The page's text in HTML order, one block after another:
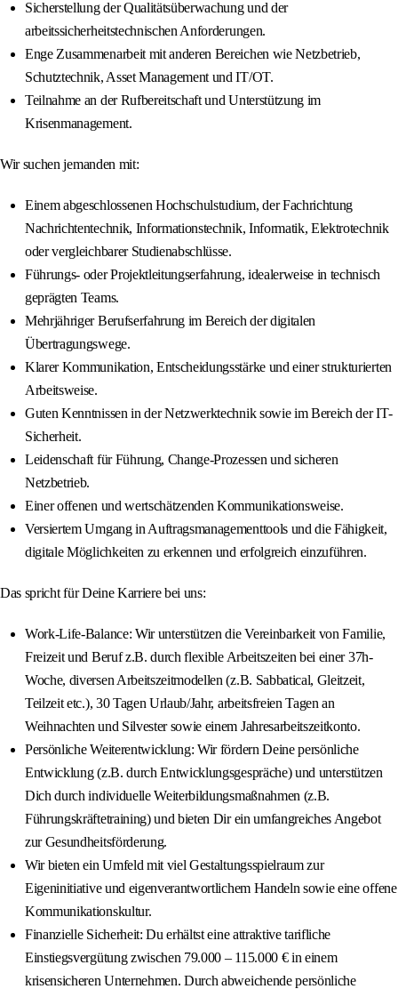
Sicherstellung der Qualitätsüberwachung und der
arbeitssicherheitstechnischen Anforderungen.
Enge Zusammenarbeit mit anderen Bereichen wie Netzbetrieb,
Schutztechnik, Asset Management und IT/OT.
Teilnahme an der Rufbereitschaft und Unterstützung im
Krisenmanagement.
Wir suchen jemanden mit:
Einem abgeschlossenen Hochschulstudium, der Fachrichtung
Nachrichtentechnik, Informationstechnik, Informatik, Elektrotechnik
oder vergleichbarer Studienabschlüsse.
Führungs- oder Projektleitungserfahrung, idealerweise in technisch
geprägten Teams.
Mehrjähriger Berufserfahrung im Bereich der digitalen
Übertragungswege.
Klarer Kommunikation, Entscheidungsstärke und einer strukturierten
Arbeitsweise.
Guten Kenntnissen in der Netzwerktechnik sowie im Bereich der IT-
Sicherheit.
Leidenschaft für Führung, Change-Prozessen und sicheren
Netzbetrieb.
Einer offenen und wertschätzenden Kommunikationsweise.
Versiertem Umgang in Auftragsmanagementtools und die Fähigkeit,
digitale Möglichkeiten zu erkennen und erfolgreich einzuführen.
Das spricht für Deine Karriere bei uns:
Work-Life-Balance: Wir unterstützen die Vereinbarkeit von Familie,
Freizeit und Beruf z.B. durch flexible Arbeitszeiten bei einer 37h-
Woche, diversen Arbeitszeitmodellen (z.B. Sabbatical, Gleitzeit,
Teilzeit etc.), 30 Tagen Urlaub/Jahr, arbeitsfreien Tagen an
Weihnachten und Silvester sowie einem Jahresarbeitszeitkonto.
Persönliche Weiterentwicklung: Wir fördern Deine persönliche
Entwicklung (z.B. durch Entwicklungsgespräche) und unterstützen
Dich durch individuelle Weiterbildungsmaßnahmen (z.B.
Führungskräftetraining) und bieten Dir ein umfangreiches Angebot
zur Gesundheitsförderung.
Wir bieten ein Umfeld mit viel Gestaltungsspielraum zur
Eigeninitiative und eigenverantwortlichem Handeln sowie eine offene
Kommunikationskultur.
Finanzielle Sicherheit: Du erhältst eine attraktive tarifliche
Einstiegsvergütung zwischen 79.000 – 115.000 € in einem
krisensicheren Unternehmen. Durch abweichende persönliche